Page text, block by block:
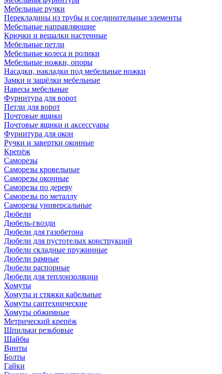
Мебельные ручки
Перекладины из трубы и соединительные элементы
Мебельные направляющие
Крючки и вешалки настенные
Мебельные петли
Мебельные колеса и ролики
Мебельные ножки, опоры
Насадки, накладки под мебельные ножки
Замки и защёлки мебельные
Навесы мебельные
Фурнитура для ворот
Петли для ворот
Почтовые ящики
Почтовые ящики и аксессуары
Фурнитура для окон
Ручки и завертки оконные
Крепёж
Саморезы
Саморезы кровельные
Саморезы оконные
Саморезы по дереву
Саморезы по металлу
Саморезы универсальные
Дюбели
Дюбель-гвозди
Дюбели для газобетона
Дюбели для пустотелых конструкций
Дюбели складные пружинные
Дюбели рамные
Дюбели распорные
Дюбели для теплоизоляции
Хомуты
Хомуты и стяжки кабельные
Хомуты сантехнические
Хомуты обжимные
Метрический крепёж
Шпильки резьбовые
Шайбы
Винты
Болты
Гайки